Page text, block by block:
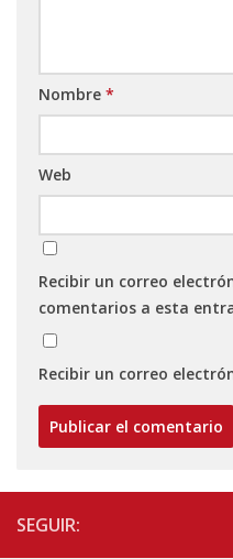
Nombre *
Web
Recibir un correo
comentarios a esta
Recibir un correo
SEGUIR: